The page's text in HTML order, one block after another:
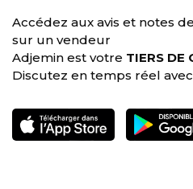
Accédez aux avis et notes
sur un vendeur
Adjemin est votre TIERS DE
Discutez en temps réel